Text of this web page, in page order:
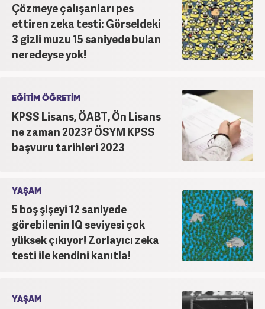
Çözmeye çalışanları pes
ettiren zeka testi: Görseldeki
3 gizli muzu 15 saniyede bulan
neredeyse yok!
EĞİTİM ÖĞRETİM
KPSS Lisans, ÖABT, Ön Lisans
ne zaman 2023? ÖSYM KPSS
başvuru tarihleri 2023
YAŞAM
5 boş şişeyi 12 saniyede
görebilenin IQ seviyesi çok
yüksek çıkıyor! Zorlayıcı zeka
testi ile kendini kanıtla!
YAŞAM